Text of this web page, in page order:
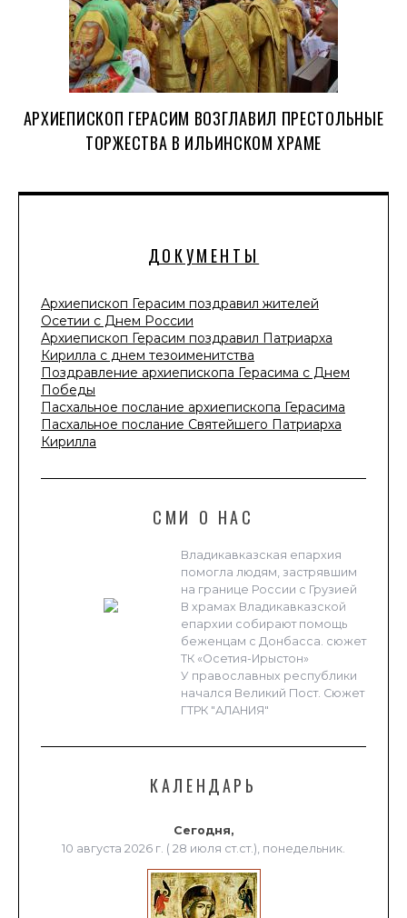
ДОКУМЕНТЫ
Архиепископ Герасим поздравил жителей
Осетии с Днем России
Архиепископ Герасим поздравил Патриарха
Кирилла с днем тезоименитства
Поздравление архиепископа Герасима с Днем
Победы
Пасхальное послание архиепископа Герасима
Пасхальное послание Святейшего Патриарха
Кирилла
СМИ О НАС
Владикавказская епархия
помогла людям, застрявшим
на границе России с Грузией
В храмах Владикавказской
епархии собирают помощь
беженцам с Донбасса. сюжет
ТК «Осетия-Ирыстон»
У православных республики
начался Великий Пост. Сюжет
ГТРК "АЛАНИЯ"
КАЛЕНДАРЬ
Сегодня,
10 августа 2026 г. ( 28 июля ст.ст.), понедельник.
АРХИЕПИСКОП ГЕРАСИМ ВОЗГЛАВИЛ ПРЕСТОЛЬНЫЕ
ТОРЖЕСТВА В ИЛЬИНСКОМ ХРАМЕ